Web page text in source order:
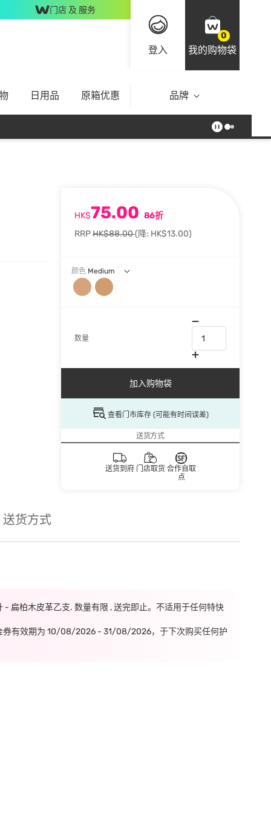
门店 及 服务
登入
0
我的购物袋
日用品 原箱优惠 品牌
HK$75.00 86折
RRPHK$88.00(降: HK$13.00)
颜色 Medium
数量
加入购物袋
查看门市库存 (可能有时间误差)
送货方式
送货到府 门店取货 合作自取
点
送货方式
扁柏木皮革乙支. 数量有限 , 送完即止。不适用于任何特快
券有效期为 10/08/2026 - 31/08/2026，于下次购买任何护